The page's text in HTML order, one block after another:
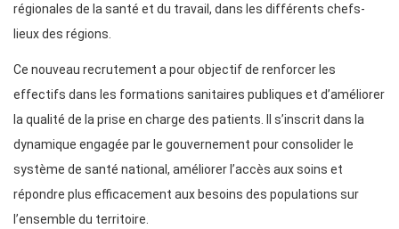
régionales de la santé et du travail, dans les différents chefs-
lieux des régions.
Ce nouveau recrutement a pour objectif de renforcer les
effectifs dans les formations sanitaires publiques et d’améliorer
la qualité de la prise en charge des patients. Il s’inscrit dans la
dynamique engagée par le gouvernement pour consolider le
système de santé national, améliorer l’accès aux soins et
répondre plus efficacement aux besoins des populations sur
l’ensemble du territoire.